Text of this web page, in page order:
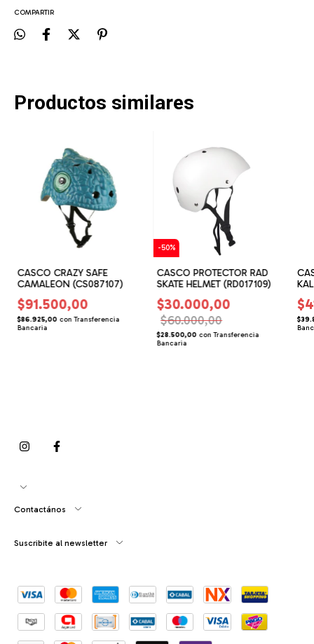
COMPARTIR
Productos similares
CASCO CRAZY SAFE
CAMALEON (CS087107)
$91.500,00
$86.925,00 con Transferencia
Bancaria
-50%
CASCO PROTECTOR RAD
SKATE HELMET (RD017109)
$30.000,00
$60.000,00
$28.500,00 con Transferencia
Bancaria
Contactános
Suscribite al newsletter